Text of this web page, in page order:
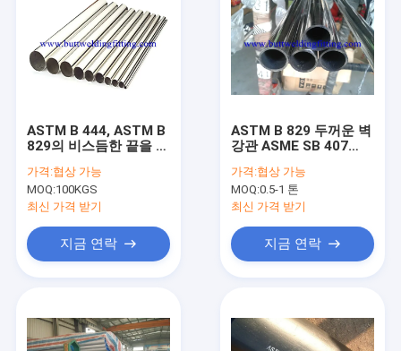
ASTM B 444, ASTM B
829의 비스듬한 끝을 가
운 벽 강관
가격:협상 가능
MOQ:100KGS
최신 가격 받기
지금 연락
ASTM B 829 두꺼운 벽
강관 ASME SB 407
800H/800HT/800AT
가격:협상 가능
MOQ:0.5-1 톤
최신 가격 받기
지금 연락